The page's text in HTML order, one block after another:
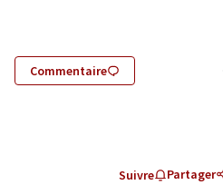
Commentaire
Suivre Partager